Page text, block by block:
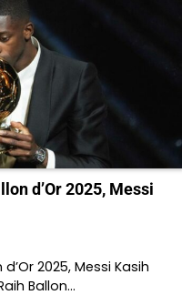
d’Or 2025, Messi
2025, Messi Kasih
Ballon…